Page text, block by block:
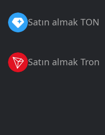
Satın almak TON
Satın almak Tron